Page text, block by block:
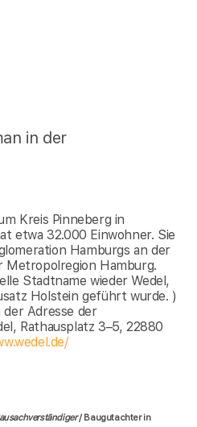
in der
Kreis Pinneberg in
etwa 32.000 Einwohner. Sie
Hamburgs an der
Hamburg.
Stadtname wieder Wedel,
Holstein geführt wurde. )
Adresse der
Rathausplatz 3–5, 22880
/ Baugutachter in